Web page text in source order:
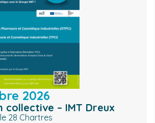
2026
– IMT Dreux
28 Chartres